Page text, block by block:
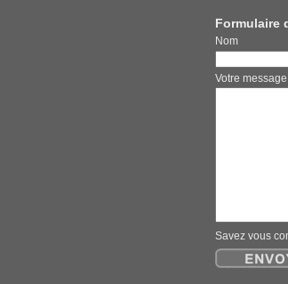
Formulaire
Votre message
Savez vous